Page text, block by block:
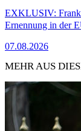
EXKLUSIV:
Ernennung in der
07.08.2026
MEHR AUS